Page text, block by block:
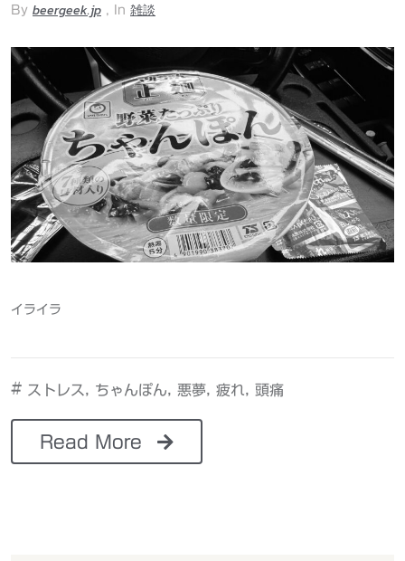
By beergeek.jp , In 雑談
イライラ
# ストレス ちゃんぽん 悪夢 疲れ 頭痛
Read More